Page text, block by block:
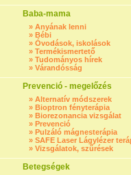
Baba-mama
» Anyának lenni
» Bébi
» Óvodások, iskolások
» Termékismertető
» Tudományos hírek
» Várandósság
Prevenció - megelőzés
» Alternatív módszerek
» Bioptron fényterápia
» Biorezonancia vizsgálat
» Prevenció
» Pulzáló mágnesterápia
» SAFE Laser Lágylézer
» Vizsgálatok, szűrések
Betegségek